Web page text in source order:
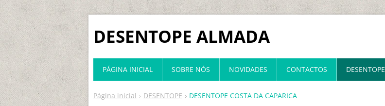
DESENTOPE ALMADA
Página inicial DESENTOPE DESENTOPE COSTA DA CAPARICA
PÁGINA INICIAL SOBRE NÓS NOVIDADES CONTACTOS DESENTOPE